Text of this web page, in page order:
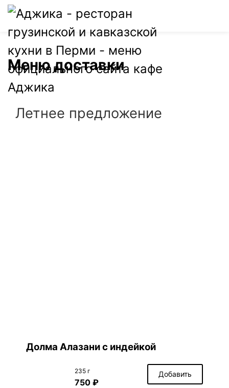
Меню доставки
Летнее предложение
Долма Алазани с индейкой
235 г
750 ₽
Добавить